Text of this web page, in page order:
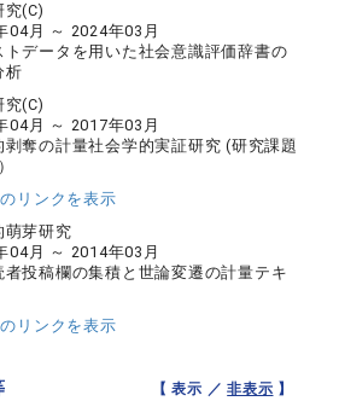
究(C)
04月 ～ 2024年03月
トデータを用いた社会意識評価辞書の
析
究(C)
04月 ～ 2017年03月
剥奪の計量社会学的実証研究 (研究課題
リンクを表示
萌芽研究
04月 ～ 2014年03月
者投稿欄の集積と世論変遷の計量テキ
リンクを表示
【 表示 ／非表示 】